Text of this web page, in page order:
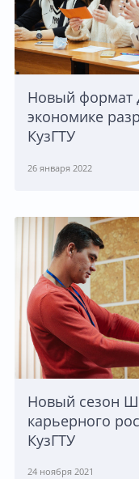
Новый формат
экономике
КузГТУ
26 января 2022
Новый сезон
карьерного
КузГТУ
24 ноября 2021